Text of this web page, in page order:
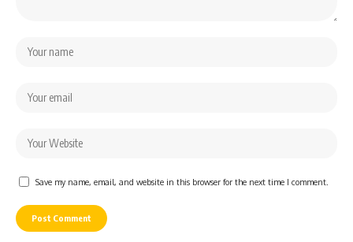
Save my name, email, and website in this browser for the next time I comment.